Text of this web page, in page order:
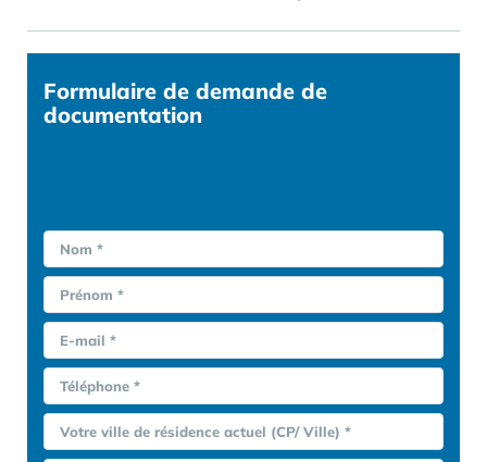
Formulaire de demande de
documentation
Nom *
Prénom *
E-mail *
Téléphone *
Votre ville de résidence actuel (CP/ Ville) *